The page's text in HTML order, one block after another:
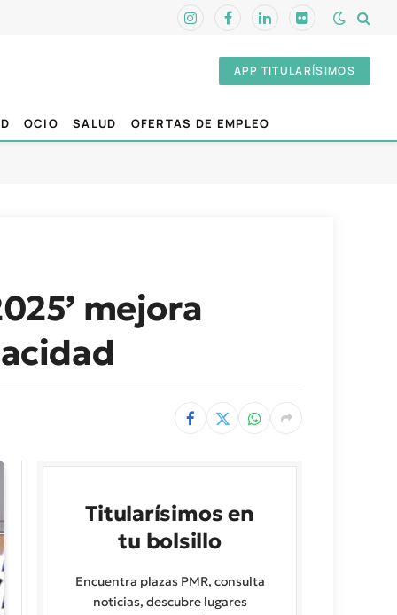
InstagramFacebookLinkedInFlickr
APP TITULARÍSIMOS
OCIO SALUD OFERTAS DE EMPLEO
mejora
Titularísimos en
tu bolsillo
Encuentra plazas PMR, consulta
noticias, descubre lugares